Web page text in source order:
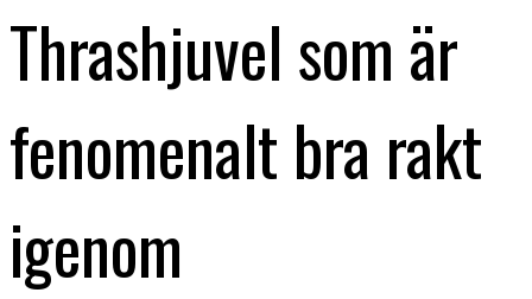
Thrashjuvel som är
fenomenalt bra rakt
igenom